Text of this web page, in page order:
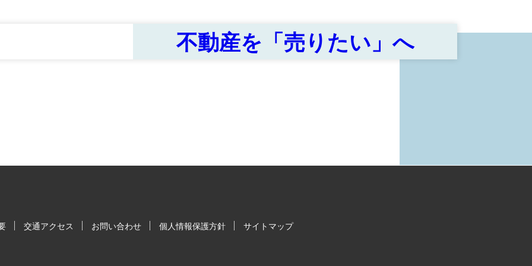
不動産を「売りたい」へ
交通アクセス お問い合わせ 個人情報保護方針 サイトマップ